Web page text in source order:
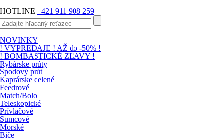
HOTLINE +421 911 908 259
NOVINKY
! VÝPREDAJE ! AŽ do -50% !
! BOMBASTICKÉ ZĽAVY !
Rybárske prúty
Spodový prút
Kaprárske delené
Feedrové
Match/Bolo
Teleskopické
Prívlačové
Sumcové
Morské
Biče